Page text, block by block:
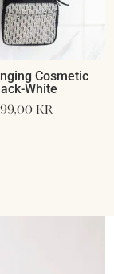
Cosmetic
White
kr